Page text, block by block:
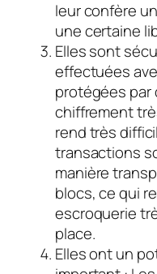
leur confère
une certaine
Elles sont
effectuées
protégées par
chiffrement
rend très
transactions
manière
blocs, ce qui
escroquerie
place.
Elles ont un